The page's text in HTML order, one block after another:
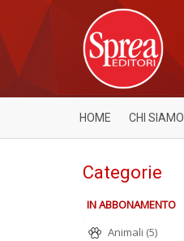
HOME CHI SIAMO
Categorie
IN ABBONAMENTO
Animali (5)